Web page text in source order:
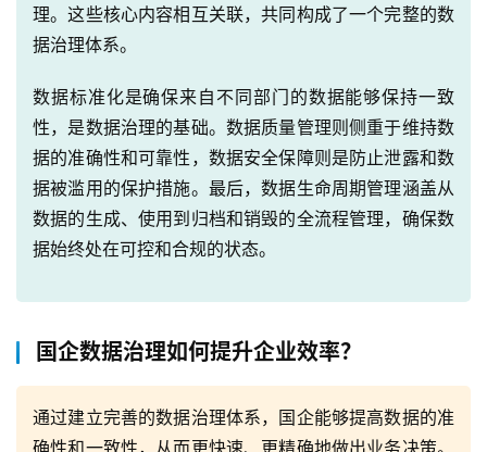
理。这些核心内容相互关联，共同构成了一个完整的数
据治理体系。
数据标准化是确保来自不同部门的数据能够保持一致
性，是数据治理的基础。数据质量管理则侧重于维持数
据的准确性和可靠性，数据安全保障则是防止泄露和数
据被滥用的保护措施。最后，数据生命周期管理涵盖从
数据的生成、使用到归档和销毁的全流程管理，确保数
据始终处在可控和合规的状态。
国企数据治理如何提升企业效率？
通过建立完善的数据治理体系，国企能够提高数据的准